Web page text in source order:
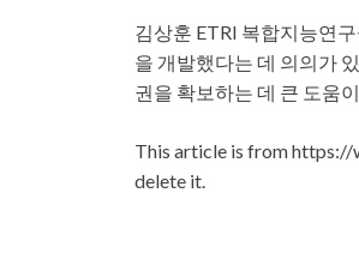
김상훈 ETRI 복합지능연
을 개발했다는 데 의의가
권을 확보하는 데 큰 도움
This article is from https://
delete it.